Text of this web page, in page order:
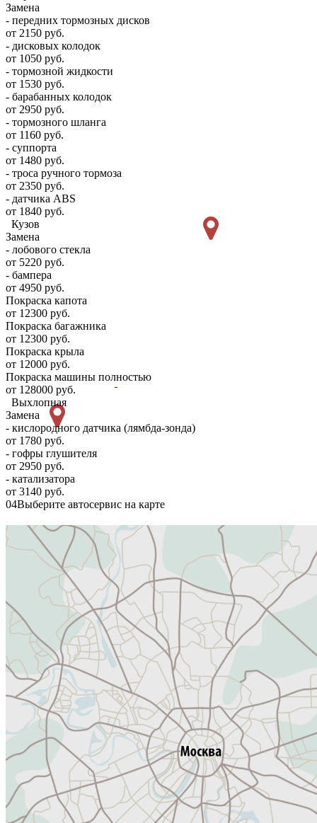
Замена
- передних тормозных дисков
от 2150 руб.
- дисковых колодок
от 1050 руб.
- тормозной жидкости
от 1530 руб.
- барабанных колодок
от 2950 руб.
- тормозного шланга
от 1160 руб.
- суппорта
от 1480 руб.
- троса ручного тормоза
от 2350 руб.
- датчика ABS
от 1840 руб.
Кузов
Замена
- лобового стекла
от 5220 руб.
- бампера
от 4950 руб.
Покраска капота
от 12300 руб.
Покраска багажника
от 12300 руб.
Покраска крыла
от 12000 руб.
Покраска машины полностью
от 128000 руб.
Выхлопная
Замена
- кислородного датчика (лямбда-зонда)
от 1780 руб.
- гофры глушителя
от 2950 руб.
- катализатора
от 3140 руб.
04Выберите автосервис на карте